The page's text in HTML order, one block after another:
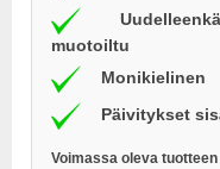
muotoiltu
Monikielinen
Päivitykset
Voimassa oleva